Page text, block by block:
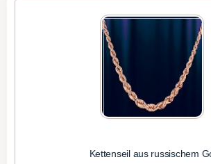
Kettenseil aus russischem